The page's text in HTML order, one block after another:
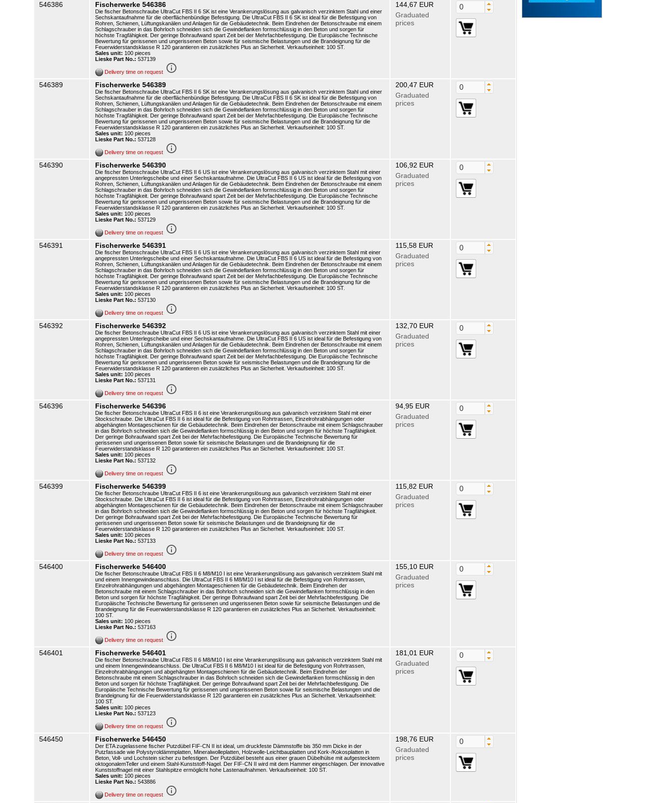
546386 Fischerwerke 546386
Die fischer Betonschraube UltraCut FBS II 6 SK ist eine Verankerungslösung aus galvanisch verzinktem Stahl und einer
Sechskantaufnahme für die oberflächenbündige Befestigung. Die UltraCut FBS II 6 SK ist ideal für die Befestigung von
Rohren, Schienen, Lüftungskanälen und Anlagen für die Gebäudetechnik. Beim Eindrehen der Betonschraube mit einem
Schlagschrauber in das Bohrloch schneiden sich die Gewindeflanken formschlüssig in den Beton und sorgen für
höchste Tragfähigkeit. Der geringe Bohraufwand spart Zeit bei der Mehrfachbefestigung. Die Europäische Technische
Bewertung für gerissenen und ungerissenen Beton sowie für seismische Belastungen und die Brandeignung für die
Feuerwiderstandsklasse R 120 garantieren ein zusätzliches Plus an Sicherheit. Verkaufseinheit: 100 ST.
Sales unit: 100 pieces
Lieske Part No.: 537139
Delivery time on request info_outline
144,67 EUR
Graduated
prices
546389 Fischerwerke 546389
Die fischer Betonschraube UltraCut FBS II 6 SK ist eine Verankerungslösung aus galvanisch verzinktem Stahl und einer
Sechskantaufnahme für die oberflächenbündige Befestigung. Die UltraCut FBS II 6 SK ist ideal für die Befestigung von
Rohren, Schienen, Lüftungskanälen und Anlagen für die Gebäudetechnik. Beim Eindrehen der Betonschraube mit einem
Schlagschrauber in das Bohrloch schneiden sich die Gewindeflanken formschlüssig in den Beton und sorgen für
höchste Tragfähigkeit. Der geringe Bohraufwand spart Zeit bei der Mehrfachbefestigung. Die Europäische Technische
Bewertung für gerissenen und ungerissenen Beton sowie für seismische Belastungen und die Brandeignung für die
Feuerwiderstandsklasse R 120 garantieren ein zusätzliches Plus an Sicherheit. Verkaufseinheit: 100 ST.
Sales unit: 100 pieces
Lieske Part No.: 537128
Delivery time on request info_outline
200,47 EUR
Graduated
prices
546390 Fischerwerke 546390
Die fischer Betonschraube UltraCut FBS II 6 US ist eine Verankerungslösung aus galvanisch verzinktem Stahl mit einer
angepressten Unterlegscheibe und einer Sechskantaufnahme. Die UltraCut FBS II 6 US ist ideal für die Befestigung von
Rohren, Schienen, Lüftungskanälen und Anlagen für die Gebäudetechnik. Beim Eindrehen der Betonschraube mit einem
Schlagschrauber in das Bohrloch schneiden sich die Gewindeflanken formschlüssig in den Beton und sorgen für
höchste Tragfähigkeit. Der geringe Bohraufwand spart Zeit bei der Mehrfachbefestigung. Die Europäische Technische
Bewertung für gerissenen und ungerissenen Beton sowie für seismische Belastungen und die Brandeignung für die
Feuerwiderstandsklasse R 120 garantieren ein zusätzliches Plus an Sicherheit. Verkaufseinheit: 100 ST.
Sales unit: 100 pieces
Lieske Part No.: 537129
Delivery time on request info_outline
106,92 EUR
Graduated
prices
546391 Fischerwerke 546391
Die fischer Betonschraube UltraCut FBS II 6 US ist eine Verankerungslösung aus galvanisch verzinktem Stahl mit einer
angepressten Unterlegscheibe und einer Sechskantaufnahme. Die UltraCut FBS II 6 US ist ideal für die Befestigung von
Rohren, Schienen, Lüftungskanälen und Anlagen für die Gebäudetechnik. Beim Eindrehen der Betonschraube mit einem
Schlagschrauber in das Bohrloch schneiden sich die Gewindeflanken formschlüssig in den Beton und sorgen für
höchste Tragfähigkeit. Der geringe Bohraufwand spart Zeit bei der Mehrfachbefestigung. Die Europäische Technische
Bewertung für gerissenen und ungerissenen Beton sowie für seismische Belastungen und die Brandeignung für die
Feuerwiderstandsklasse R 120 garantieren ein zusätzliches Plus an Sicherheit. Verkaufseinheit: 100 ST.
Sales unit: 100 pieces
Lieske Part No.: 537130
Delivery time on request info_outline
115,58 EUR
Graduated
prices
546392 Fischerwerke 546392
Die fischer Betonschraube UltraCut FBS II 6 US ist eine Verankerungslösung aus galvanisch verzinktem Stahl mit einer
angepressten Unterlegscheibe und einer Sechskantaufnahme. Die UltraCut FBS II 6 US ist ideal für die Befestigung von
Rohren, Schienen, Lüftungskanälen und Anlagen für die Gebäudetechnik. Beim Eindrehen der Betonschraube mit einem
Schlagschrauber in das Bohrloch schneiden sich die Gewindeflanken formschlüssig in den Beton und sorgen für
höchste Tragfähigkeit. Der geringe Bohraufwand spart Zeit bei der Mehrfachbefestigung. Die Europäische Technische
Bewertung für gerissenen und ungerissenen Beton sowie für seismische Belastungen und die Brandeignung für die
Feuerwiderstandsklasse R 120 garantieren ein zusätzliches Plus an Sicherheit. Verkaufseinheit: 100 ST.
Sales unit: 100 pieces
Lieske Part No.: 537131
Delivery time on request info_outline
132,70 EUR
Graduated
prices
546396 Fischerwerke 546396
Die fischer Betonschraube UltraCut FBS II 6 ist eine Verankerungslösung aus galvanisch verzinktem Stahl mit einer
Stockschraube. Die UltraCut FBS II 6 ist ideal für die Befestigung von Rohrtrassen, Einzelrohrabhängungen oder
abgehängten Montageschienen für die Gebäudetechnik. Beim Eindrehen der Betonschraube mit einem Schlagschrauber
in das Bohrloch schneiden sich die Gewindeflanken formschlüssig in den Beton und sorgen für höchste Tragfähigkeit.
Der geringe Bohraufwand spart Zeit bei der Mehrfachbefestigung. Die Europäische Technische Bewertung für
gerissenen und ungerissenen Beton sowie für seismische Belastungen und die Brandeignung für die
Feuerwiderstandsklasse R 120 garantieren ein zusätzliches Plus an Sicherheit. Verkaufseinheit: 100 ST.
Sales unit: 100 pieces
Lieske Part No.: 537132
Delivery time on request info_outline
94,95 EUR
Graduated
prices
546399 Fischerwerke 546399
Die fischer Betonschraube UltraCut FBS II 6 ist eine Verankerungslösung aus galvanisch verzinktem Stahl mit einer
Stockschraube. Die UltraCut FBS II 6 ist ideal für die Befestigung von Rohrtrassen, Einzelrohrabhängungen oder
abgehängten Montageschienen für die Gebäudetechnik. Beim Eindrehen der Betonschraube mit einem Schlagschrauber
in das Bohrloch schneiden sich die Gewindeflanken formschlüssig in den Beton und sorgen für höchste Tragfähigkeit.
Der geringe Bohraufwand spart Zeit bei der Mehrfachbefestigung. Die Europäische Technische Bewertung für
gerissenen und ungerissenen Beton sowie für seismische Belastungen und die Brandeignung für die
Feuerwiderstandsklasse R 120 garantieren ein zusätzliches Plus an Sicherheit. Verkaufseinheit: 100 ST.
Sales unit: 100 pieces
Lieske Part No.: 537133
Delivery time on request info_outline
115,82 EUR
Graduated
prices
546400 Fischerwerke 546400
Die fischer Betonschraube UltraCut FBS II 6 M8/M10 I ist eine Verankerungslösung aus galvanisch verzinktem Stahl mit
und einem Innengewindeanschluss. Die UltraCut FBS II 6 M8/M10 I ist ideal für die Befestigung von Rohrtrassen,
Einzelrohrabhängungen und abgehängten Montageschienen für die Gebäudetechnik. Beim Eindrehen der
Betonschraube mit einem Schlagschrauber in das Bohrloch schneiden sich die Gewindeflanken formschlüssig in den
Beton und sorgen für höchste Tragfähigkeit. Der geringe Bohraufwand spart Zeit bei der Mehrfachbefestigung. Die
Europäische Technische Bewertung für gerissenen und ungerissenen Beton sowie für seismische Belastungen und die
Brandeignung für die Feuerwiderstandsklasse R 120 garantieren ein zusätzliches Plus an Sicherheit. Verkaufseinheit:
100 ST.
Sales unit: 100 pieces
Lieske Part No.: 537163
Delivery time on request info_outline
155,10 EUR
Graduated
prices
546401 Fischerwerke 546401
Die fischer Betonschraube UltraCut FBS II 6 M8/M10 I ist eine Verankerungslösung aus galvanisch verzinktem Stahl mit
und einem Innengewindeanschluss. Die UltraCut FBS II 6 M8/M10 I ist ideal für die Befestigung von Rohrtrassen,
Einzelrohrabhängungen und abgehängten Montageschienen für die Gebäudetechnik. Beim Eindrehen der
Betonschraube mit einem Schlagschrauber in das Bohrloch schneiden sich die Gewindeflanken formschlüssig in den
Beton und sorgen für höchste Tragfähigkeit. Der geringe Bohraufwand spart Zeit bei der Mehrfachbefestigung. Die
Europäische Technische Bewertung für gerissenen und ungerissenen Beton sowie für seismische Belastungen und die
Brandeignung für die Feuerwiderstandsklasse R 120 garantieren ein zusätzliches Plus an Sicherheit. Verkaufseinheit:
100 ST.
Sales unit: 100 pieces
Lieske Part No.: 537123
Delivery time on request info_outline
181,01 EUR
Graduated
prices
546450 Fischerwerke 546450
Der ETA zugelassene fischer Putzdübel FIF-CN II ist ideal, um druckfeste Dämmstoffe bis 350 mm Dicke in der
Putzfassade wie Polystyroldämmplatten, Mineralwolleplatten, Holzwolle-Leichtbauplatten und Kork-/Kokosplatten in
Beton, Voll- und Lochstein sicher zu befestigen. Der Putzdübel besteht aus einer grauen Dübelhülse mit aufgestecktem
oktogonalemTeller und einem Stahl-Kunststoff-Nagel. Der FIF-CN II wird mit dem Hammer eingeschlagen. Der innovative
Kunststoffnagel mit einer Stahlspitze ermöglicht hohe Lastenaufnahmen. Verkaufseinheit: 100 ST.
Sales unit: 100 pieces
Lieske Part No.: 543886
Delivery time on request info_outline
198,76 EUR
Graduated
prices